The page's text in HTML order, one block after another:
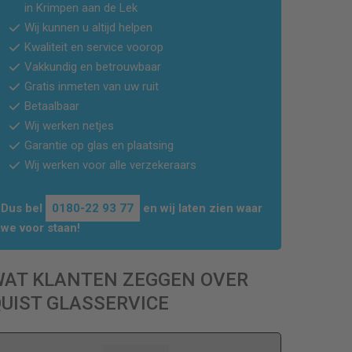
in Krimpen aan de Lek
Wij kunnen u altijd helpen
Kwaliteit en service voorop
Vakkundig en betrouwbaar
Gratis inmeten van uw ruit
Betaalbaar
Wij werken netjes
Garantie op glas en plaatsing
Wij werken voor alle verzekeraars
Dus bel 0180-22 93 77
en wij laten zien waar
we voor staan!
KLANTEN ZEGGEN OVER
GLASSERVICE